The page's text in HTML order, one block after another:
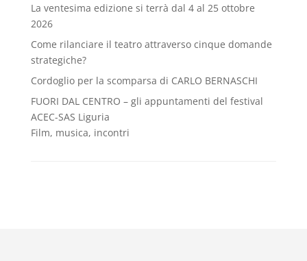
La ventesima edizione si terrà dal 4 al 25 ottobre
2026
Come rilanciare il teatro attraverso cinque domande
strategiche?
Cordoglio per la scomparsa di CARLO BERNASCHI
FUORI DAL CENTRO – gli appuntamenti del festival
ACEC-SAS Liguria
Film, musica, incontri